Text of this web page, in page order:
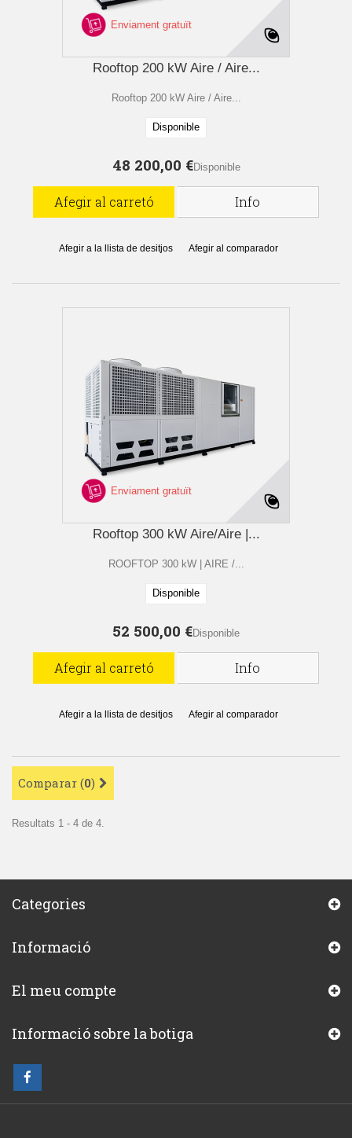
Enviament gratuït
Rooftop 200 kW Aire / Aire...
Rooftop 200 kW Aire / Aire...
Disponible
48 200,00 €Disponible
Afegir al carretó Info
Afegir a la llista de desitjos Afegir al comparador
Enviament gratuït
Rooftop 300 kW Aire/Aire |...
ROOFTOP 300 kW | AIRE /...
Disponible
52 500,00 €Disponible
Afegir al carretó Info
Afegir a la llista de desitjos Afegir al comparador
Comparar (0)
Resultats 1 - 4 de 4.
Categories
Informació
El meu compte
Informació sobre la botiga